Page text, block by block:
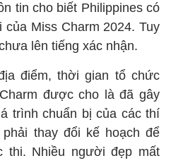
tin cho biết Philippines có
Miss Charm 2024. Tuy
lên tiếng xác nhận.
điểm, thời gian tổ chức
được cho là đã gây
trình chuẩn bị của các thí
thay đổi kế hoạch để
thi. Nhiều người đẹp mất